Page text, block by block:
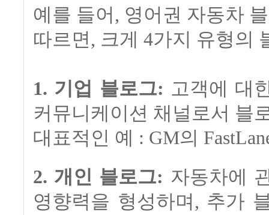
예를 들어, 영어권 자동차
따르면, 크게 4가지 유형의
1. 기업 블로그: 고객에 대
커뮤니케이션 채널로서 블
대표적인 예 : GM의
2. 개인 블로그: 자동차에
영향력을 형성하며, 추가